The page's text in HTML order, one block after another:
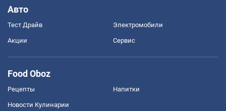
Авто
Тест Драйв Электромобили
Акции Сервис
Food Oboz
Рецепты Напитки
Новости Кулинарии